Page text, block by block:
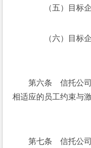
（五）目标企
（六）目标企
第六条　信托公司
相适应的员工约束与
第七条　信托公司